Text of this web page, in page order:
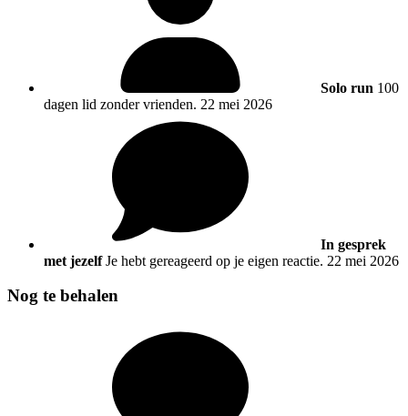
Solo run 100
dagen lid zonder vrienden. 22 mei 2026
In gesprek
met jezelf Je hebt gereageerd op je eigen reactie. 22 mei 2026
Nog te behalen